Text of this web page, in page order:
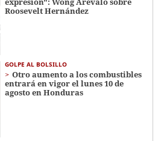
Roosevelt Hernández
GOLPE AL BOLSILLO
Otro aumento a los combustibles
entrará en vigor el lunes 10 de
agosto en Honduras